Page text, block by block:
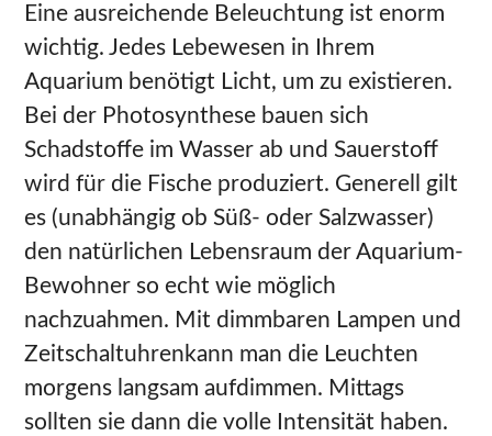
Eine ausreichende Beleuchtung ist enorm
wichtig. Jedes Lebewesen in Ihrem
Aquarium benötigt Licht, um zu existieren.
Bei der Photosynthese bauen sich
Schadstoffe im Wasser ab und Sauerstoff
wird für die Fische produziert. Generell gilt
es (unabhängig ob Süß- oder Salzwasser)
den natürlichen Lebensraum der Aquarium-
Bewohner so echt wie möglich
nachzuahmen. Mit dimmbaren Lampen und
Zeitschaltuhrenkann man die Leuchten
morgens langsam aufdimmen. Mittags
sollten sie dann die volle Intensität haben.